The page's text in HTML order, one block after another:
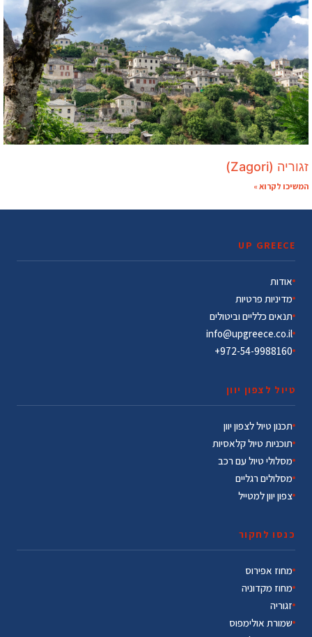
זגוריה (Zagori)
המשיכו לקרוא »
UP GREECE
אודות
מדיניות פרטיות
תנאים כלליים וביטולים
info@upgreece.co.il
972-54-9988160+
טיול לצפון יוון
תכנון טיול לצפון יוון
תוכניות טיול קלאסיות
מסלולי טיול עם רכב
מסלולים רגליים
צפון יוון למטייל
כנסו לחקור
מחוז אפירוס
מחוז מקדוניה
זגוריה
שמורת אולימפוס